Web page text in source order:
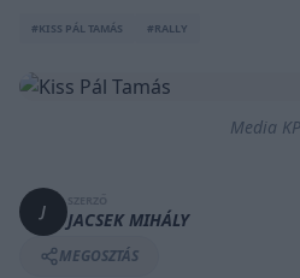
#KISS PÁL TAMÁS #RALLY
Media
J JACSEK MIHÁLY
MEGOSZTÁS